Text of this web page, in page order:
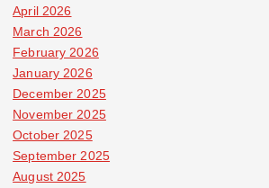
April 2026
March 2026
February 2026
January 2026
December 2025
November 2025
October 2025
September 2025
August 2025